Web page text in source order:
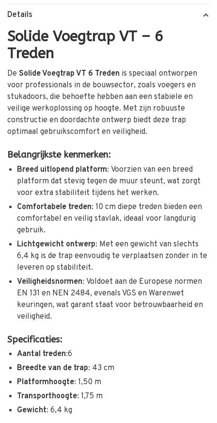
Details
Solide Voegtrap VT – 6
Treden
De Solide Voegtrap VT 6 Treden is speciaal ontworpen
voor professionals in de bouwsector, zoals voegers en
stukadoors, die behoefte hebben aan een stabiele en
veilige werkoplossing op hoogte. Met zijn robuuste
constructie en doordachte ontwerp biedt deze trap
optimaal gebruikscomfort en veiligheid.
Belangrijkste kenmerken:
Breed uitlopend platform: Voorzien van een breed
platform dat stevig tegen de muur steunt, wat zorgt
voor extra stabiliteit tijdens het werken.
Comfortabele treden: 10 cm diepe treden bieden een
comfortabel en veilig stavlak, ideaal voor langdurig
gebruik.
Lichtgewicht ontwerp: Met een gewicht van slechts
6,4 kg is de trap eenvoudig te verplaatsen zonder in te
leveren op stabiliteit.
Veiligheidsnormen: Voldoet aan de Europese normen
EN 131 en NEN 2484, evenals VGS en Warenwet
keuringen, wat garant staat voor betrouwbaarheid en
veiligheid.
Specificaties:
Aantal treden:6
Breedte van de trap: 43 cm
Platformhoogte: 1,50 m
Transporthoogte: 1,75 m
Gewicht: 6,4 kg